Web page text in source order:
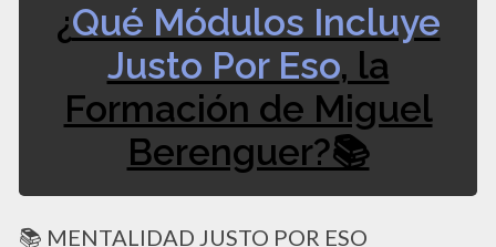
¿Qué Módulos Incluye
Justo Por Eso, la
Formación de Miguel
Berenguer?📚​
📚 MENTALIDAD JUSTO POR ESO